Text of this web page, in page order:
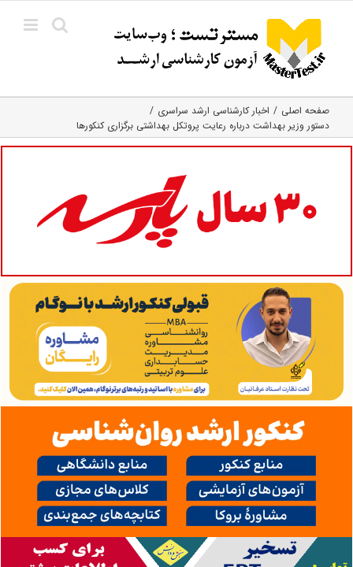
content
صفحه اصلی
اخبار کارشناسی ارشد سراسری
دستور وزیر بهداشت درباره رعایت پروتکل بهداشتی برگزاری کنکورها